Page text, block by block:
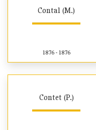
Contal (M.)
1876 - 1876
Contet (P.)